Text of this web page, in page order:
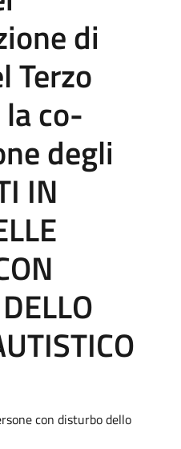
di
Terzo
co-
degli
IN
con disturbo dello